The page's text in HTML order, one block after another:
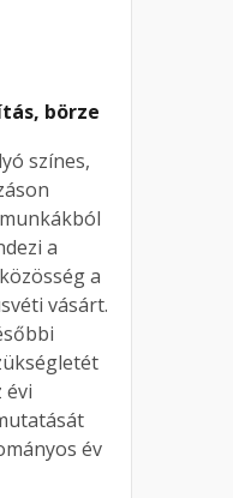
börze
színes,
a
a
vásárt.
évi
év